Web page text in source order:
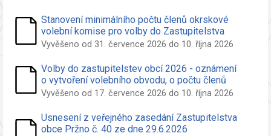
Stanovení minimálního počtu členů okrskové
volební komise pro volby do Zastupitelstva
obce Pržno
Vyvěšeno od 31. července 2026 do 10. října 2026
Volby do zastupitelstev obcí 2026 - oznámení
o vytvoření volebního obvodu, o počtu členů
zastupitelstva volených ve volebním obvodu a
nezávislého kandidáta a sdružení nezáv.
kandidátů
Vyvěšeno od 17. července 2026 do 10. října 2026
Usnesení z veřejného zasedání Zastupitelstva
obce Pržno č. 40 ze dne 29.6.2026